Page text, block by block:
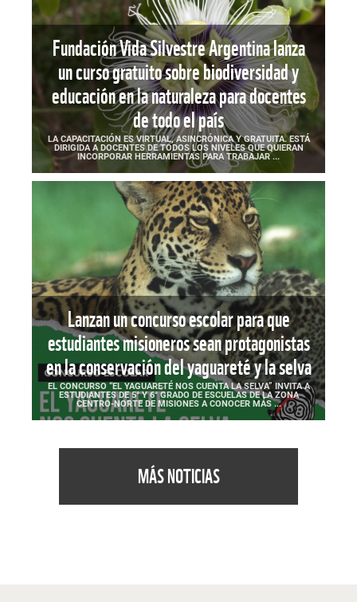
Fundación Vida Silvestre Argentina lanza
un curso gratuito sobre biodiversidad y
educación en la naturaleza para docentes
de todo el país
LA CAPACITACIÓN ES VIRTUAL, ASINCRÓNICA Y GRATUITA. ESTÁ
DIRIGIDA A DOCENTES DE TODOS LOS NIVELES QUE QUIERAN
INCORPORAR HERRAMIENTAS PARA TRABAJAR ...
Lanzan un concurso escolar para que
estudiantes misioneros sean protagonistas
en la conservación del yaguareté y la selva
EL CONCURSO “EL YAGUARETÉ NOS CUENTA LA SELVA” INVITA A
ESTUDIANTES DE 5° Y 6° GRADO DE ESCUELAS DE LA ZONA
CENTRO-NORTE DE MISIONES A CONOCER MÁS ...
MÁS NOTICIAS